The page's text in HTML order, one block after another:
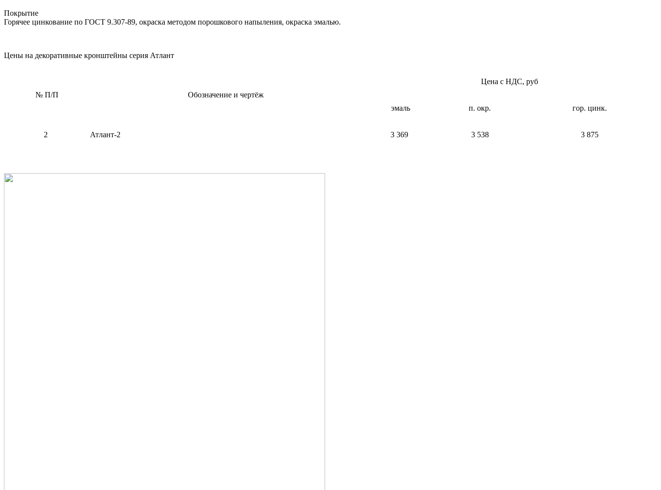
Покрытие
Горячее цинкование по ГОСТ 9.307-89, окраска методом порошкового напыления, окраска эмалью.
Цены на декоративные кронштейны серия Атлант
№ П/П Обозначение и чертёж
Цена с НДС, руб
эмаль п. окр. гор. цинк.
2 Атлант-2 3 369 3 538 3 875